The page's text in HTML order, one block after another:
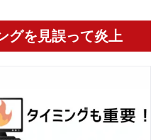
グを見誤って炎上